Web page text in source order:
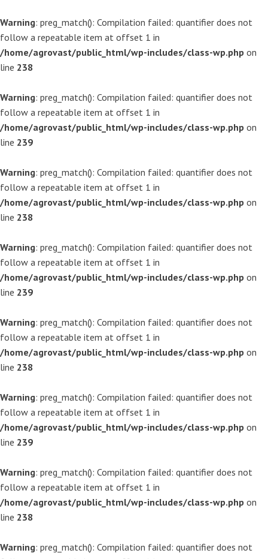
Warning: preg_match(): Compilation failed: quantifier does not
follow a repeatable item at offset 1 in
/home/agrovast/public_html/wp-includes/class-wp.php on
line 238
Warning: preg_match(): Compilation failed: quantifier does not
follow a repeatable item at offset 1 in
/home/agrovast/public_html/wp-includes/class-wp.php on
line 239
Warning: preg_match(): Compilation failed: quantifier does not
follow a repeatable item at offset 1 in
/home/agrovast/public_html/wp-includes/class-wp.php on
line 238
Warning: preg_match(): Compilation failed: quantifier does not
follow a repeatable item at offset 1 in
/home/agrovast/public_html/wp-includes/class-wp.php on
line 239
Warning: preg_match(): Compilation failed: quantifier does not
follow a repeatable item at offset 1 in
/home/agrovast/public_html/wp-includes/class-wp.php on
line 238
Warning: preg_match(): Compilation failed: quantifier does not
follow a repeatable item at offset 1 in
/home/agrovast/public_html/wp-includes/class-wp.php on
line 239
Warning: preg_match(): Compilation failed: quantifier does not
follow a repeatable item at offset 1 in
/home/agrovast/public_html/wp-includes/class-wp.php on
line 238
Warning: preg_match(): Compilation failed: quantifier does not